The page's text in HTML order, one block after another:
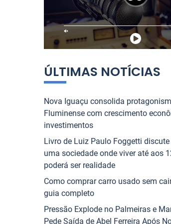
r
ÚLTIMAS NOTÍCIAS
Nova Iguaçu consolida
Fluminense com crescimento
investimentos
Livro de Luiz Paulo Foggetti
uma sociedade onde viver até aos
poderá ser realidade
Como comprar carro usado sem
guia completo
Pressão Explode no Palmeiras e
Pede Saída de Abel Ferreira Após
contam tudo sobre
que Une
JORNAL NOVA